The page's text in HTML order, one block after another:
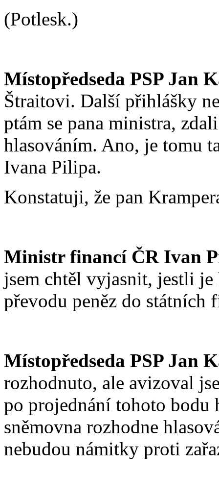
(Potlesk.)
Místopředseda PSP Jan
Štraitovi. Další přihlášky
ptám se pana ministra,
hlasováním. Ano, je tomu
Ivana Pilipa.
Konstatuji, že pan
Ministr financí ČR Ivan
jsem chtěl vyjasnit, jestli je
převodu peněz do státních
Místopředseda PSP Jan
rozhodnuto, ale avizoval
po projednání tohoto bodu
sněmovna rozhodne
nebudou námitky proti